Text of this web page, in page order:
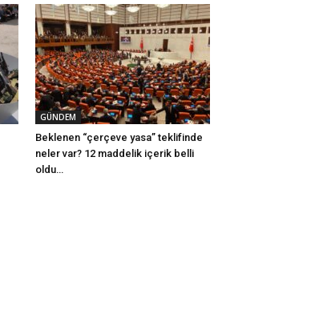
GÜNDEM
Beklenen “çerçeve yasa” teklifinde
neler var? 12 maddelik içerik belli
oldu…